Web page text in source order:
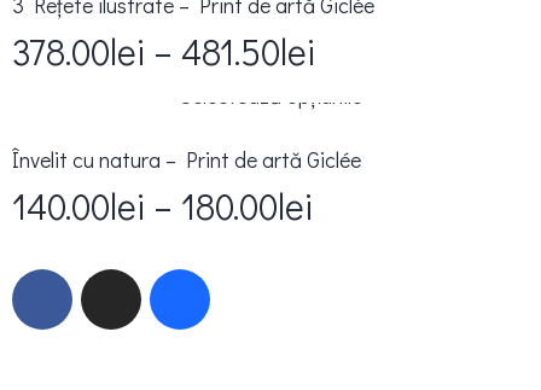
378.00lei – 481.50lei
Selectează opțiunile
Învelit cu natura – Print de artă Giclée
140.00lei – 180.00lei